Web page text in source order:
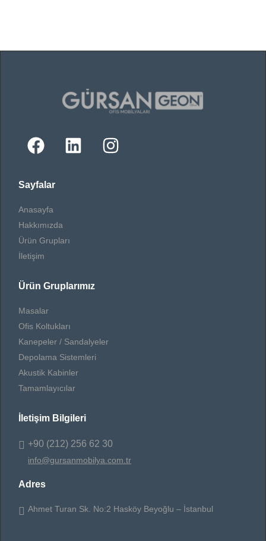
Sayfalar
Anasayfa
Hakkımızda
Ürün Grupları
İletişim
Ürün Gruplarımız
Masalar
Ofis Koltukları
Kanepeler / Sandalyeler
Depolama Sistemleri
Akustik Kabinler
Tamamlayıcılar
İletişim Bilgileri
+90 (212) 256 62 30
info@gursanmobilya.com.tr
Adres
Ahmet Turan Sk. No:2 Hasköy Beyoğlu – İstanbul